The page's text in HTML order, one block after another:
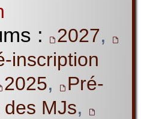
: 2027,
inscription
2025,
Pré-
MJs,